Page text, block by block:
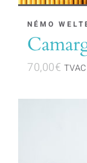
NÉMO
70,00€ TVAC